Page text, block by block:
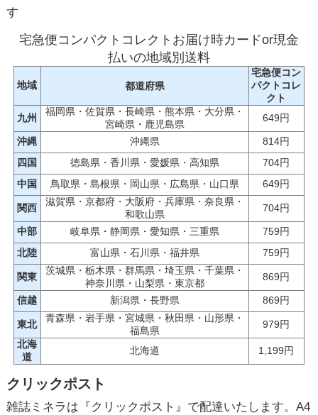
す
宅急便コンパクトコレクトお届け時カードor現金
払いの地域別送料
地域 都道府県
宅急便コン
パクトコレ
クト
九州
福岡県・佐賀県・長崎県・熊本県・大分県・
宮崎県・鹿児島県
649円
沖縄 沖縄県
814円
四国
徳島県・香川県・愛媛県・高知県
704円
中国
鳥取県・島根県・岡山県・広島県・山口県 649円
関西
滋賀県・京都府・大阪府・兵庫県・奈良県・
和歌山県
704円
中部 岐阜県・静岡県・愛知県・三重県
759円
北陸
富山県・石川県・福井県 759円
関東
茨城県・栃木県・群馬県・埼玉県・千葉県・
神奈川県・山梨県・東京都
869円
信越 新潟県・長野県 869円
東北
青森県・岩手県・宮城県・秋田県・山形県・
福島県
979円
北海
道
北海道 1,199円
クリックポスト
雑誌ミネラは『クリックポスト』で配達いたします。A4